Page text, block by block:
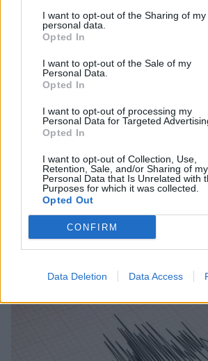
I want to opt-out of the Sharing of my
personal data.
Opted In
I want to opt-out of the Sale of my
Personal Data.
Opted In
I want to opt-out of processing my
Personal Data for Targeted
Opted In
I want to opt-out of Collection, Use,
Retention, Sale, and/or Sharing of my
Personal Data that Is Unrelated with
Purposes for which it was collected.
Opted Out
CONFIRM
Data Deletion Data Access
Σεισμός 4,2 Ρίχτερ στη Μάνη
30/06/2026 08:16